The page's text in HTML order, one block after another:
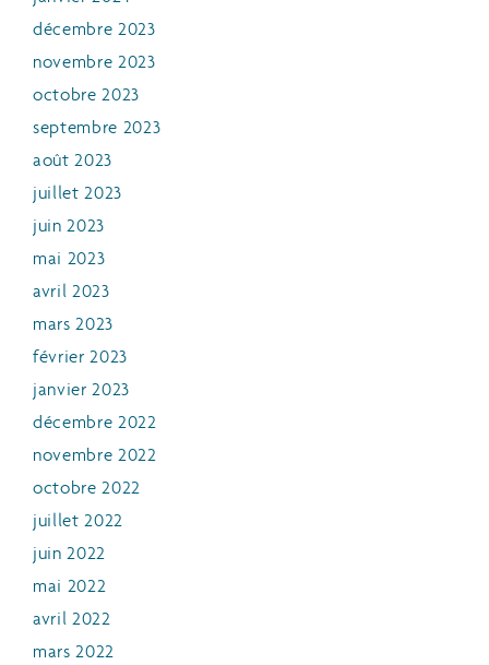
décembre 2023
novembre 2023
octobre 2023
septembre 2023
août 2023
juillet 2023
juin 2023
mai 2023
avril 2023
mars 2023
février 2023
janvier 2023
décembre 2022
novembre 2022
octobre 2022
juillet 2022
juin 2022
mai 2022
avril 2022
mars 2022